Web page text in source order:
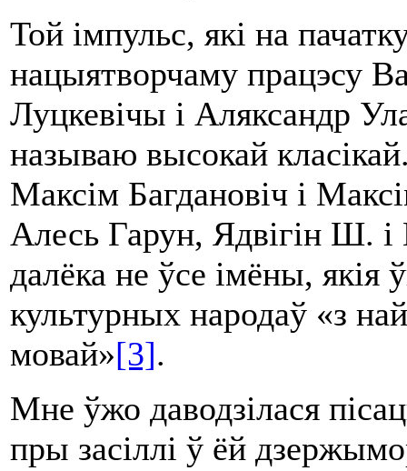
Той імпульс, які на
нацыятворчаму працэсу
Луцкевічы і Аляксандр
называю высокай
Максім Багдановіч і
Алесь Гарун, Ядвігін Ш.
далёка не ўсе імёны, якія
культурных народаў «з
мовай»[3].
Мне ўжо даводзілася
пры засіллі ў ёй